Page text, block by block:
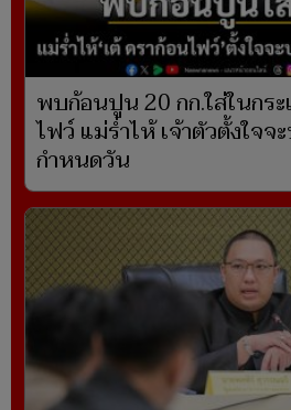
พบก้อนปูน 20 กก.ใส่ในกระ
ไฟว์ แม่ร่ำไห้ เจ้าตัวตั้งใจจ
กำหนดวัน